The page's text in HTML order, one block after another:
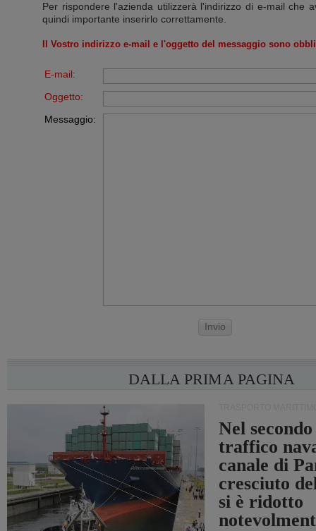
Per rispondere l'azienda utilizzerà l'indirizzo di e-mail che
quindi importante inserirlo correttamente.
Il Vostro indirizzo e-mail e l'oggetto del messaggio sono
E-mail:
Oggetto:
Messaggio:
Invio
DALLA PRIMA PAGINA
Nel
traffico
canale di
cresciuto
si è ridotto